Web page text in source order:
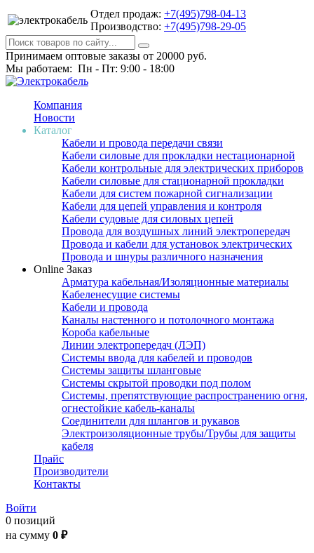
Отдел продаж: +7(495)798-04-13
Производство: +7(495)798-29-05
Принимаем оптовые заказы от 20000 руб.
Мы работаем: Пн - Пт: 9:00 - 18:00
Компания
Новости
Каталог
Кабели и провода передачи связи
Кабели силовые для прокладки нестационарной
Кабели контрольные для электрических приборов
Кабели силовые для стационарной прокладки
Кабели для систем пожарной сигнализации
Кабели для цепей управления и контроля
Кабели судовые для силовых цепей
Провода для воздушных линий электропередач
Провода и кабели для установок электрических
Провода и шнуры различного назначения
Online Заказ
Арматура кабельная/Изоляционные материалы
Кабеленесущие системы
Кабели и провода
Каналы настенного и потолочного монтажа
Короба кабельные
Линии электропередач (ЛЭП)
Системы ввода для кабелей и проводов
Системы защиты шланговые
Системы скрытой проводки под полом
Системы, препятствующие распространению огня,
огнестойкие кабель-каналы
Соединители для шлангов и рукавов
Электроизоляционные трубы/Трубы для защиты
кабеля
Прайс
Производители
Контакты
Войти
0 позиций
на сумму 0 ₽